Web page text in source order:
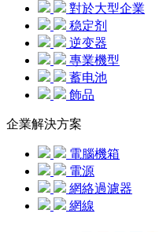
對於大型企業
稳定剂
逆变器
專業機型
蓄电池
飾品
企業解決方案
電腦機箱
電源
網絡過濾器
網線